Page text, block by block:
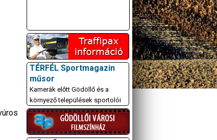
TÉRFÉL Sportmagazin
műsor
Kamerák előtt Gödöllő és a
környező települések sportolói